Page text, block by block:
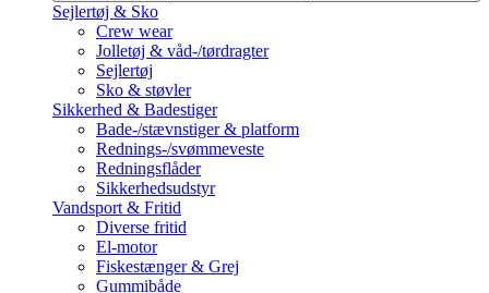
Sejlertøj & Sko
Crew wear
Jolletøj & våd-/tørdragter
Sejlertøj
Sko & støvler
Sikkerhed & Badestiger
Bade-/stævnstiger & platform
Rednings-/svømmeveste
Redningsflåder
Sikkerhedsudstyr
Vandsport & Fritid
Diverse fritid
El-motor
Fiskestænger & Grej
Gummibåde